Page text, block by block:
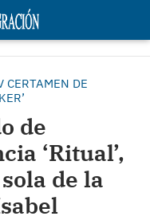
CERTAMEN DE
de
‘Ritual’,
de la